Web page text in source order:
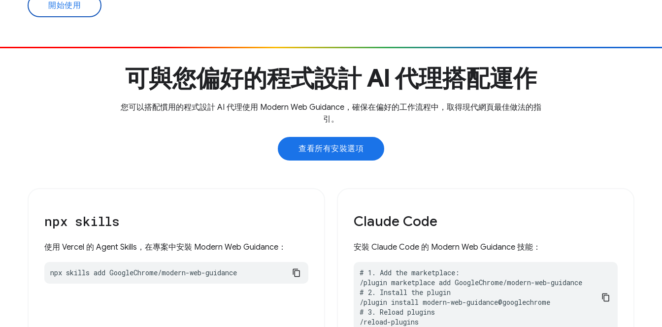
開始使用
可與您偏好的程式設計 AI 代理搭配運作
您可以搭配慣用的程式設計 AI 代理使用 Modern Web Guidance，確保在偏好的工作流程中，取得現代網頁最佳做法的指
引。
查看所有安裝選項
npx skills
使用 Vercel 的 Agent Skills，在專案中安裝 Modern Web Guidance：
npx skills add GoogleChrome/modern-web-guidance
Claude Code
安裝 Claude Code 的 Modern Web Guidance 技能：
# 1. Add the marketplace:
/plugin marketplace add GoogleChrome/modern-web-guidance
# 2. Install the plugin
/plugin install modern-web-guidance@googlechrome
# 3. Reload plugins
/reload-plugins